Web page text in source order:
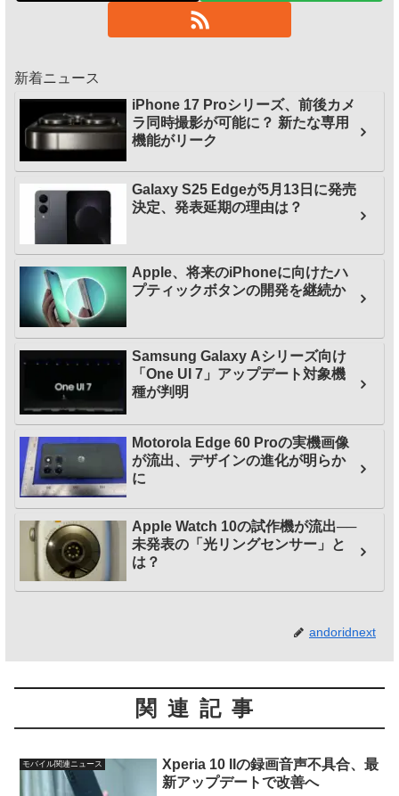
新着ニュース
iPhone 17 Proシリーズ、前後カメ
ラ同時撮影が可能に？ 新たな専用
機能がリーク
Galaxy S25 Edgeが5月13日に発売
決定、発表延期の理由は？
Apple、将来のiPhoneに向けたハ
プティックボタンの開発を継続か
Samsung Galaxy Aシリーズ向け
「One UI 7」アップデート対象機
種が判明
Motorola Edge 60 Proの実機画像
が流出、デザインの進化が明らか
に
Apple Watch 10の試作機が流出──
未発表の「光リングセンサー」と
は？
andoridnext
関連記事
モバイル関連ニュース
Xperia 10 IIの録画音声不具合、最
新アップデートで改善へ